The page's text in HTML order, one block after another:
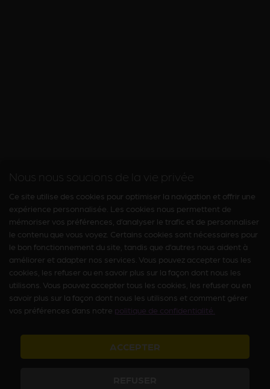
Nous nous soucions de la vie privée
Ce site utilise des cookies pour optimiser la navigation et offrir une
expérience personnalisée. Les cookies nous permettent de
mémoriser vos préférences, d’analyser le trafic et de personnaliser
le contenu que vous voyez. Certains cookies sont nécessaires pour
le bon fonctionnement du site, tandis que d’autres nous aident à
améliorer et adapter nos services. Vous pouvez accepter tous les
cookies, les refuser ou en savoir plus sur la façon dont nous les
utilisons. Vous pouvez accepter tous les cookies, les refuser ou en
savoir plus sur la façon dont nous les utilisons et comment gérer
vos préférences dans notre politique de confidentialité.
ACCEPTER